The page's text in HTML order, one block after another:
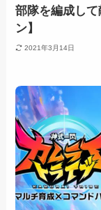
部隊を編成し
ン】
2021年3月14日